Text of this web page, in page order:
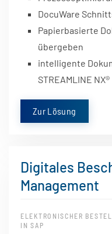
DocuWare
Papierbasierte
übergeben
intelligente
STREAMLINE NX®
Zur Lösung
Digitales
Management
ELEKTRONISCHER
IN SAP